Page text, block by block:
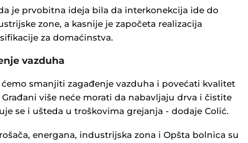
je prvobitna ideja bila da interkonekcija ide do
zone, a kasnije je započeta realizacija
za domaćinstva.
vazduha
smanjiti zagađenje vazduha i povećati kvalitet
više neće morati da nabavljaju drva i čistite
se i ušteda u troškovima grejanja - dodaje Colić.
energana, industrijska zona i Opšta bolnica su
30
Priština